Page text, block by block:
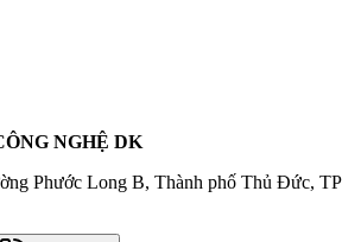
NGHỆ DK
Phước Long B, Thành phố Thủ Đức, TP